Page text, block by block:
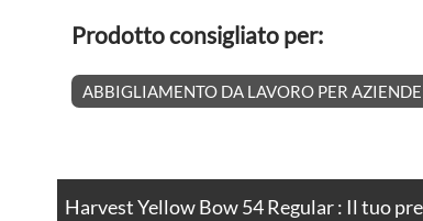
Prodotto consigliato per:
ABBIGLIAMENTO DA LAVORO PER AZIENDE
Harvest Yellow Bow 54 Regular : Il tuo